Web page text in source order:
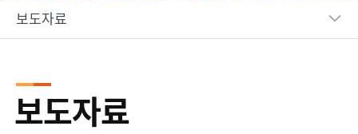
보도자료
보도자료